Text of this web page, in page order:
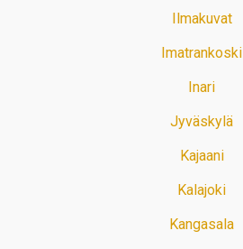
Ilmakuvat
Imatrankoski
Inari
Jyväskylä
Kajaani
Kalajoki
Kangasala